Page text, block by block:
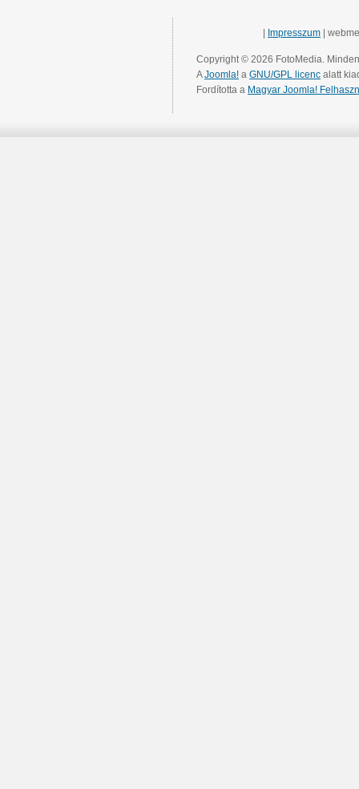
Impresszum |
Copyright © 2026 FotoMedia.
AJoomla! a GNU/GPL licenc alatt
Fordította a Magyar Joomla!